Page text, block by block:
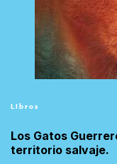
Libros
Los Gatos
territorio salvaje.